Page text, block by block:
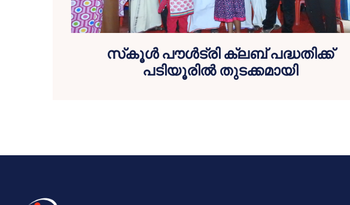
സ്‌കൂള്‍ പൗള്‍ട്രി ക്ലബ് പദ്ധതിക്ക്
പടിയൂരില്‍ തുടക്കമായി